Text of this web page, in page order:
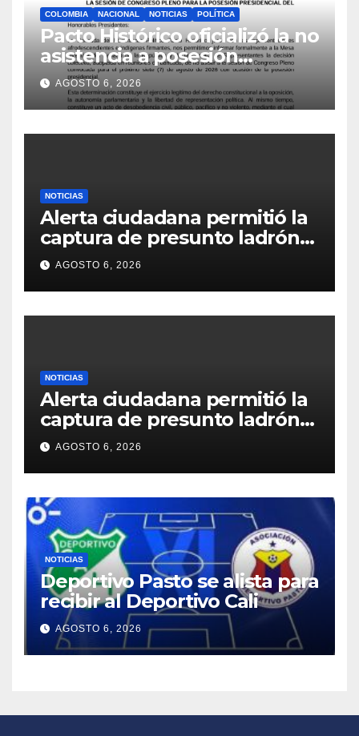
COLOMBIA NACIONAL NOTICIAS POLÍTICA
Pacto Histórico oficializó la no
asistencia a posesión
presidencial
AGOSTO 6, 2026
NOTICIAS
Alerta ciudadana permitió la
captura de presunto ladrón
de motocicletas
AGOSTO 6, 2026
NOTICIAS
Alerta ciudadana permitió la
captura de presunto ladrón
de motocicletas
AGOSTO 6, 2026
NOTICIAS
Deportivo Pasto se alista para
recibir al Deportivo Cali
AGOSTO 6, 2026